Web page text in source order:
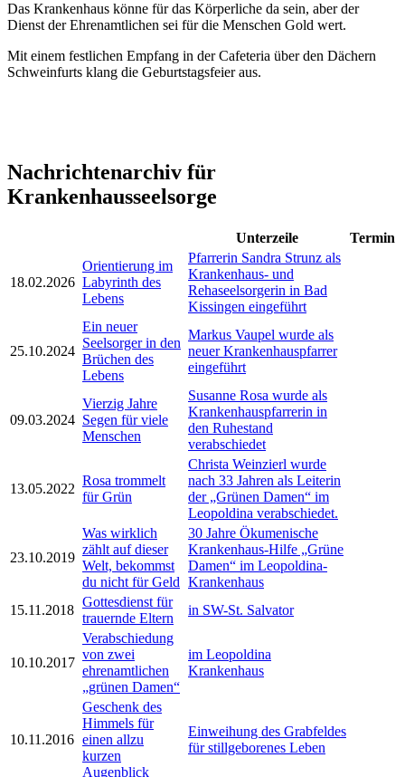
Das Krankenhaus könne für das Körperliche da sein, aber der
Dienst der Ehrenamtlichen sei für die Menschen Gold wert.
Mit einem festlichen Empfang in der Cafeteria über den Dächern
Schweinfurts klang die Geburtstagsfeier aus.
Nachrichtenarchiv für
Krankenhausseelsorge
Unterzeile Termin
18.02.2026
Orientierung im
Labyrinth des
Lebens
Pfarrerin Sandra Strunz als
Krankenhaus- und
Rehaseelsorgerin in Bad
Kissingen eingeführt
25.10.2024
Ein neuer
Seelsorger in den
Brüchen des
Lebens
Markus Vaupel wurde als
neuer Krankenhauspfarrer
eingeführt
09.03.2024
Vierzig Jahre
Segen für viele
Menschen
Susanne Rosa wurde als
Krankenhauspfarrerin in
den Ruhestand
verabschiedet
13.05.2022
Rosa trommelt
für Grün
Christa Weinzierl wurde
nach 33 Jahren als Leiterin
der „Grünen Damen“ im
Leopoldina verabschiedet.
23.10.2019
Was wirklich
zählt auf dieser
Welt, bekommst
du nicht für Geld
30 Jahre Ökumenische
Krankenhaus-Hilfe „Grüne
Damen“ im Leopoldina-
Krankenhaus
15.11.2018
Gottesdienst für
trauernde Eltern
in SW-St. Salvator
10.10.2017
Verabschiedung
von zwei
ehrenamtlichen
„grünen Damen“
im Leopoldina
Krankenhaus
10.11.2016
Geschenk des
Himmels für
einen allzu
kurzen
Augenblick
Einweihung des Grabfeldes
für stillgeborenes Leben